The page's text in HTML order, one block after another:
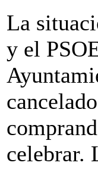
La
y el
celebrar.